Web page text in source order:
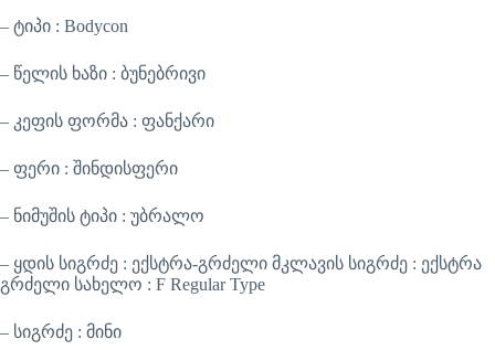
– ტიპი : Bodycon
– წელის ხაზი : ბუნებრივი
– კეფის ფორმა : ფანქარი
– ფერი : შინდისფერი
– ნიმუშის ტიპი : უბრალო
– ყდის სიგრძე : ექსტრა-გრძელი მკლავის სიგრძე : ექსტრა
გრძელი სახელო : F Regular Type
– სიგრძე : მინი